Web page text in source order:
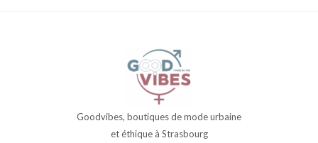
Goodvibes, boutiques de mode urbaine
et éthique à Strasbourg